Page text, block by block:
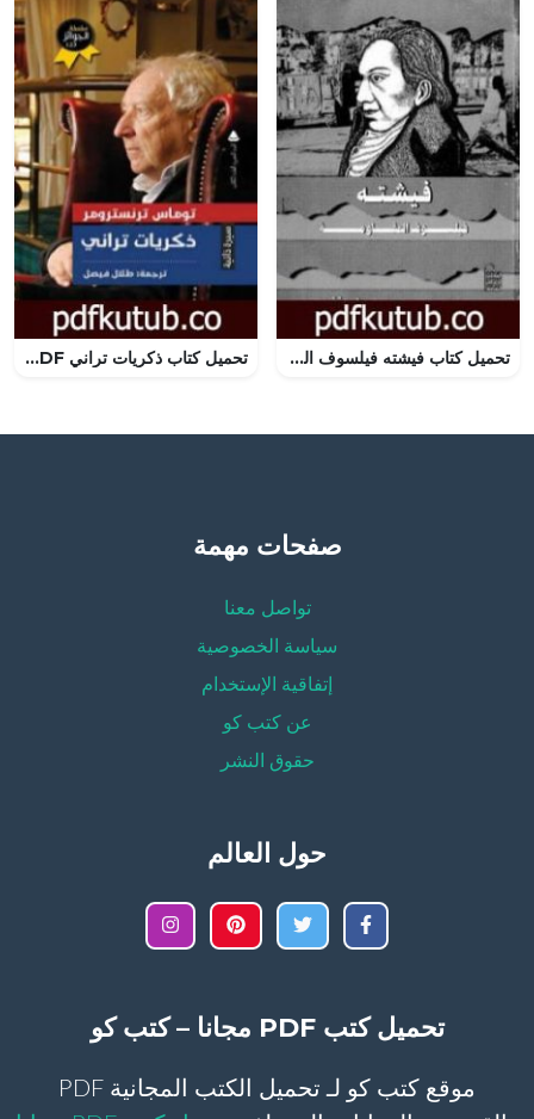
تحميل كتاب فيشته فيلسوف المقاومة PDF تأليف حسن حنفي مجانا [كامل] تحميل كتاب ذكريات تراني PDF تأليف توماس ترانسترومر مجانا [كامل]
صفحات مهمة
تواصل معنا
سياسة الخصوصية
إتفاقية الإستخدام
عن كتب كو
حقوق النشر
حول العالم
تحميل كتب PDF مجانا – كتب كو
موقع كتب كو لـ تحميل الكتب المجانية PDF